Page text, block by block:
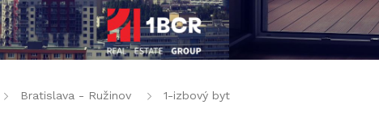
Bratislava - Ružinov 1-izbový byt